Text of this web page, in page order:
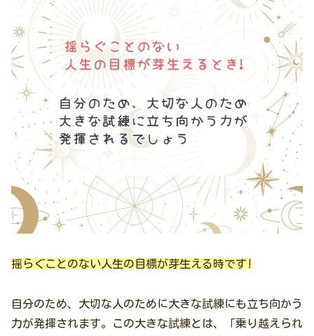
揺らぐことのない人生の目標が芽生える時です!
自分のため、大切な人のために大きな試練にも立ち向かう
力が発揮されます。この大きな試練とは、「乗り越えられ